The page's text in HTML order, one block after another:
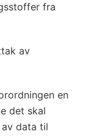
fra
av
en
det skal
data til